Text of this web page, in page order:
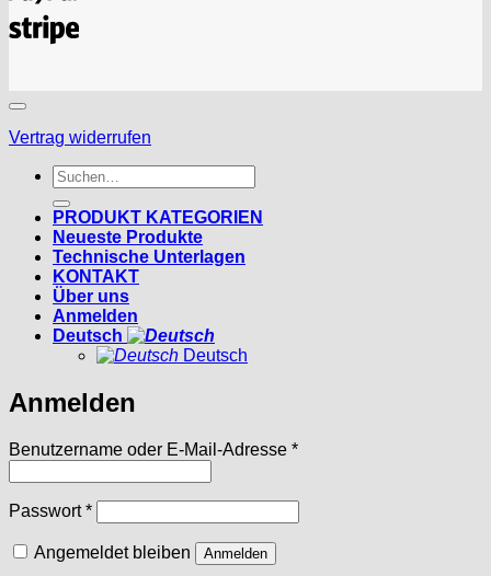
Stripe
Vertrag widerrufen
Suchen
nach:
PRODUKT KATEGORIEN
Neueste Produkte
Technische Unterlagen
KONTAKT
Über uns
Anmelden
Deutsch
Deutsch
Anmelden
Benutzername oder E-Mail-Adresse *Erforderlich
Passwort*Erforderlich
Angemeldet bleiben Anmelden